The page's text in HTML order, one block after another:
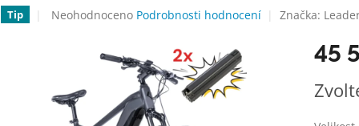
Tip
Průměrné
5
hvězdiček.
Neohodnoceno Podrobnosti hodnocení Značka:
45
cena: